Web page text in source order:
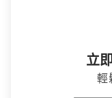
立
輕